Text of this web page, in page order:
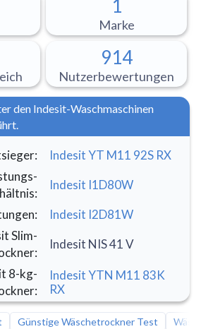
1
Marke
914
Nutzerbewertungen
den Indesit-Waschmaschinen
:
Indesit YT M11 92S RX
:
Indesit I1D80W
:
Indesit I2D81W
Slim-
:
Indesit NIS 41 V
8-kg-
:
Indesit YTN M11 83K
RX
Günstige Wäschetrockner Test